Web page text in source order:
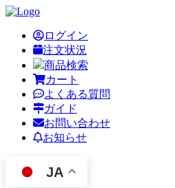
ログイン
注文状況
商品検索
カート
よくある質問
ガイド
お問い合わせ
お知らせ
JA